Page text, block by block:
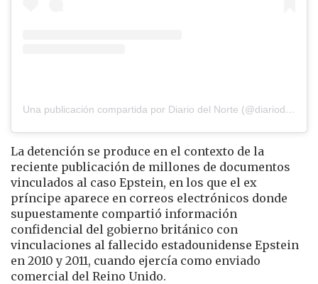
Una publicación compartida por Diario del Norte (@diariodelnorte)
La detención se produce en el contexto de la
reciente publicación de millones de documentos
vinculados al caso Epstein, en los que el ex
príncipe aparece en correos electrónicos donde
supuestamente compartió información
confidencial del gobierno británico con
vinculaciones al fallecido estadounidense Epstein
en 2010 y 2011, cuando ejercía como enviado
comercial del Reino Unido.